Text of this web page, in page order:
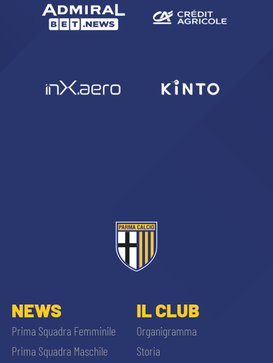
NEWS
Prima Squadra Femminile
Prima Squadra Maschile
IL CLUB
Organigramma
Storia
ACCETTA E SALVA